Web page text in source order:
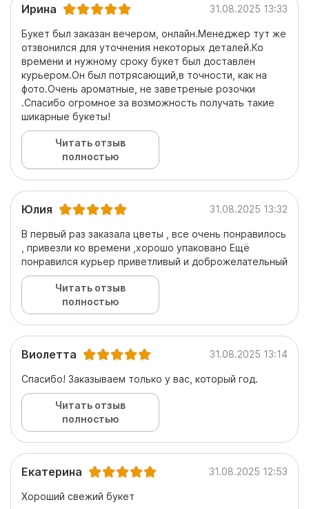
Ирина 31.08.2025 13:33
Букет был заказан вечером, онлайн.Менеджер тут же
отзвонился для уточнения некоторых деталей.Ко
времени и нужному сроку букет был доставлен
курьером.Он был потрясающий,в точности, как на
фото.Очень ароматные, не заветреные розочки
.Спасибо огромное за возможность получать такие
шикарные букеты!
Читать отзыв
полностью
Юлия 31.08.2025 13:32
В первый раз заказала цветы , все очень понравилось
, привезли ко времени ,хорошо упаковано Ещё
понравился курьер приветливый и доброжелательный
Читать отзыв
полностью
Виолетта 31.08.2025 13:14
Спасибо! Заказываем только у вас, который год.
Читать отзыв
полностью
Екатерина 31.08.2025 12:53
Хороший свежий букет